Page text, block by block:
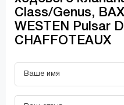
Class/Genus,
WESTEN Pulsar
CHAFFOTEAUX